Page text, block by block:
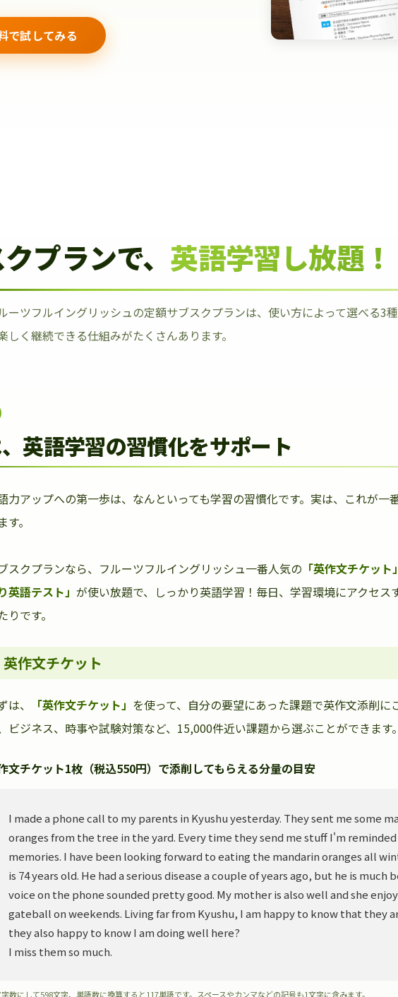
で試してみる
プランで、 英語学習し放題！
ーツフルイングリッシュの定額サブスクプランは、使い方によって選べる3
しく継続できる仕組みがたくさんあります。
英語学習の習慣化をサポート
力アップへの第一歩は、なんといっても学習の習慣化です。実は、これが一
す。
スクプランなら、フルーツフルイングリッシュ一番人気の 「英作文チケット
英語テスト」 が使い放題で、しっかり英語学習！毎日、学習環境にアクセス
りです。
英作文チケット
は、 「英作文チケット」 を使って、自分の要望にあった課題で英作文添削に
ビジネス、時事や試験対策など、15,000件近い課題から選ぶことができます
文チケット1枚（税込550円）で添削してもらえる分量の目安
I made a phone call to my parents in Kyushu yesterday. They sent me some
oranges from the tree in the yard. Every time they send me stuff I'm
memories. I have been looking forward to eating the mandarin oranges all
is 74 years old. He had a serious disease a couple of years ago, but he is much
voice on the phone sounded pretty good. My mother is also well and she
gateball on weekends. Living far from Kyushu, I am happy to know that they
they also happy to know I am doing well here?
I miss them so much.
数にして598文字、単語数に換算すると117単語です。スペースやカンマなどの記号も1文字に含みます。